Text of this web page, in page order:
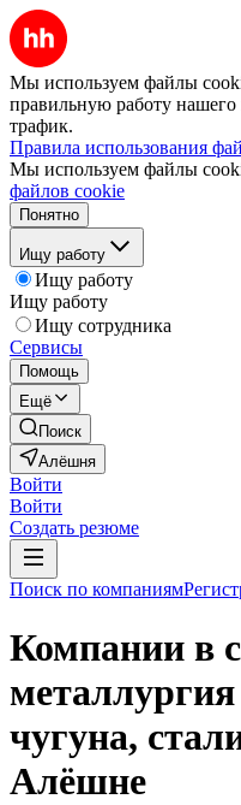
Мы используем файлы
правильную работу нашего
трафик.
Правила использования
Мы используем файлы
файлов cookie
Понятно
Ищу работу
Ищу работу
Ищу работу
Ищу сотрудника
Сервисы
Помощь
Ещё
Поиск
Алёшня
Войти
Войти
Создать резюме
Поиск по компаниям
Компании в
чугуна,
Алёшне